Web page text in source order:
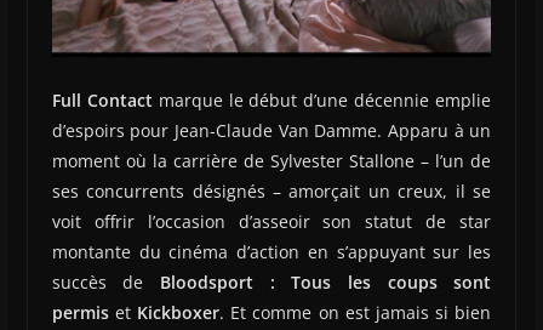
Full Contact marque le début d’une décennie emplie
d’espoirs pour Jean-Claude Van Damme. Apparu à un
moment où la carrière de Sylvester Stallone – l’un de
ses concurrents désignés – amorçait un creux, il se
voit offrir l’occasion d’asseoir son statut de star
montante du cinéma d’action en s’appuyant sur les
succès de Bloodsport : Tous les coups sont
permiset Kickboxer. Et comme on est jamais si bien